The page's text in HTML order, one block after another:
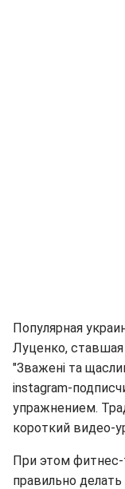
Популярная
Луценко,
"Зважені та
instagram-
упражнением.
короткий видео-
При этом фитнес-
правильно